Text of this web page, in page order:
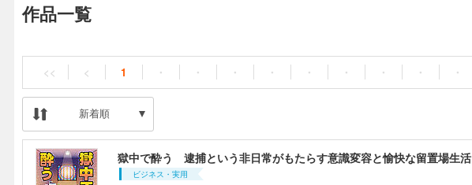
作品一覧
<< < 1 ・ ・ ・ ・ ・ ・ ・ ・ ・
新着順
獄中で酔う 逮捕という非日常がもたらす意識変容と愉快な留置場生活
ビジネス・実用